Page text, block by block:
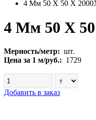
4 Мм 50 Х 50 Х
4 Мм 50 Х
Мерность/метр: шт.
Цена за 1 м/руб.: 1729
Добавить в заказ